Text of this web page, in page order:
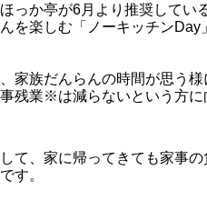
っか亭が6月より推奨してい
を楽しむ「ノーキッチンDay
家族だんらんの時間が思う
残業※は減らないという方
、家に帰ってきても家事の
す。